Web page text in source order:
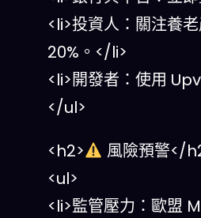
<li>投資人：關注養
20%。</li>
<li>開發者：使用
</ul>
<h2>
風險預警</
<ul>
<li>監管壓力：歐盟